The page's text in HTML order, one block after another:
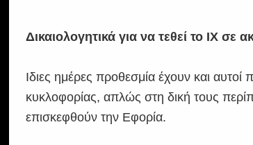
Δικαιολογητικά για να τεθεί το ΙΧ σε
Ιδιες ημέρες προθεσμία έχουν και
κυκλοφορίας, απλώς στη δική τους
επισκεφθούν την Εφορία.